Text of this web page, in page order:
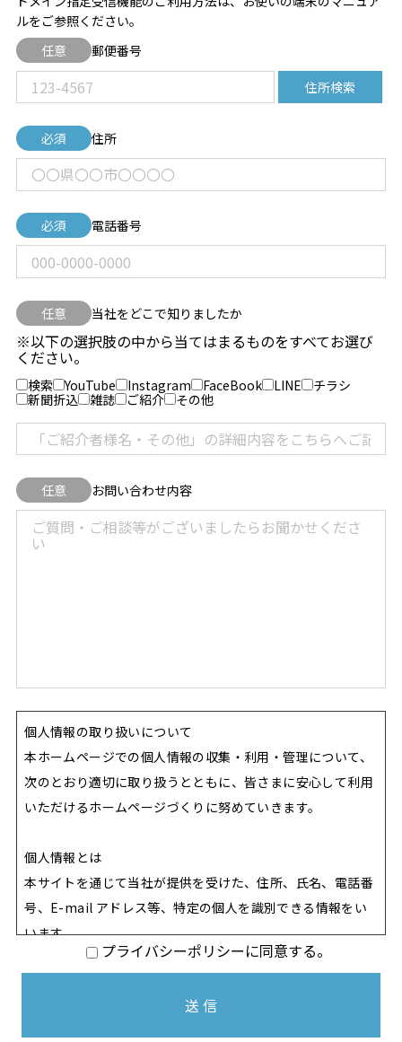
ルをご参照ください。
郵便番号
任意
住所検索
住所
必須
電話番号
必須
当社をどこで知りましたか
任意
※以下の選択肢の中から当てはまるものをすべてお選び
ください。
検索 YouTube Instagram FaceBook LINE
チラシ
新聞折込
雑誌 ご紹介 その他
お問い合わせ内容
任意
個人情報の取り扱いについて
本ホームページでの個人情報の収集・利用・管理について、
次のとおり適切に取り扱うとともに、皆さまに安心して利用
いただけるホームページづくりに努めていきます。
個人情報とは
本サイトを通じて当社が提供を受けた、住所、氏名、電話番
号、E-mail アドレス等、特定の個人を識別できる情報をい
います。
本サイトを通じて個人情報を収集する際は、利用者ご本人の
プライバシーポリシーに同意する。